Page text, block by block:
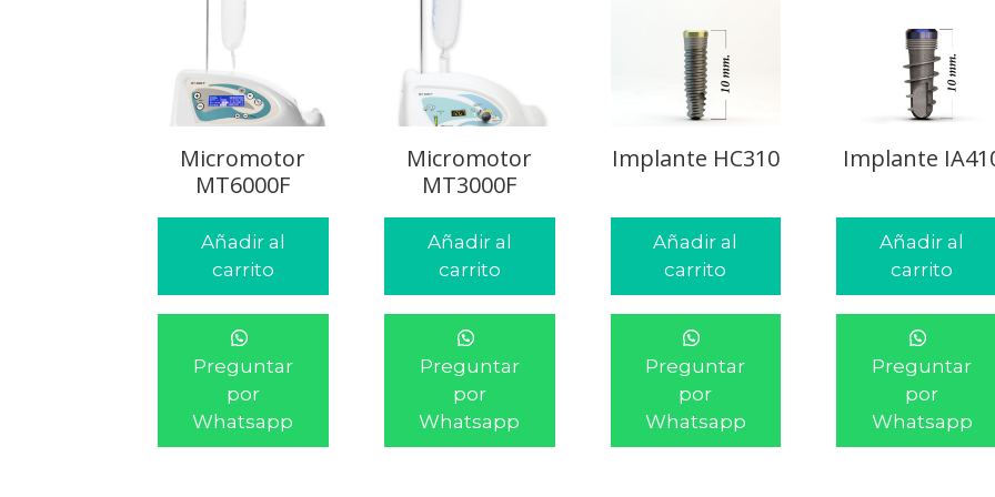
Micromotor
MT6000F
Añadir al
carrito
Preguntar
por
Whatsapp
Micromotor
MT3000F
Añadir al
carrito
Preguntar
por
Whatsapp
Implante HC310
Añadir al
carrito
Preguntar
por
Whatsapp
Implante
Añadir al
carrito
Preguntar
por
Whatsapp